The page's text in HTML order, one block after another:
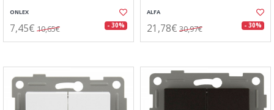
ONLEX
7,45€ 10,65€ - 30%
ALFA
21,78€ 30,97€ - 30%